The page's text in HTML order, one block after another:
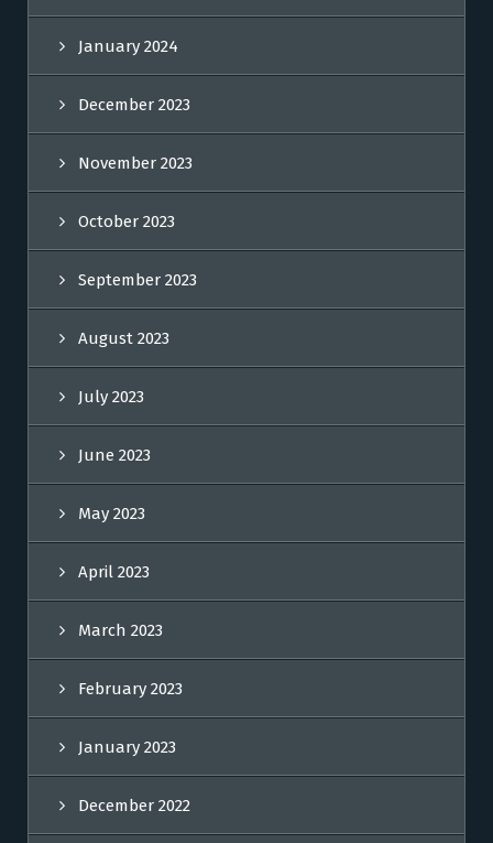
January 2024
December 2023
November 2023
October 2023
September 2023
August 2023
July 2023
June 2023
May 2023
April 2023
March 2023
February 2023
January 2023
December 2022